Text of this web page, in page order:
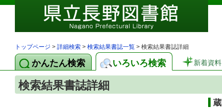
トップページ > 詳細検索 > 検索結果書誌一覧 > 検索結果書誌詳細
かんたん検索 いろいろ検索 新着資料
検索結果書誌詳細